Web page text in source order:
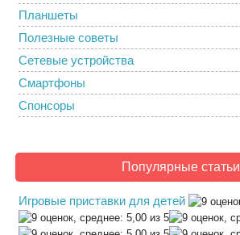
Планшеты
Полезные советы
Сетевые устройства
Смартфоны
Спонсоры
Популярные статьи
Игровые приставки для детей